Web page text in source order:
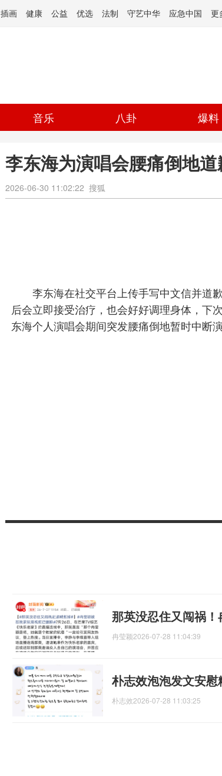
插画 健康 公益 优选 法制 守艺中华 应急中国 更
音乐 八卦 爆料
李东海为演唱会腰痛倒地
2026-06-30 11:02:22 搜狐
李东海在社交平台上传手写中文信并道
后会立即接受治疗，也会好好调理身体，下
东海个人演唱会期间突发腰痛倒地暂时中断演
那英没忍住又闯祸
冉莹颖2026-07-28 11:04:39
朴志效泡泡发文安
朴志效2026-07-28 11:03:25